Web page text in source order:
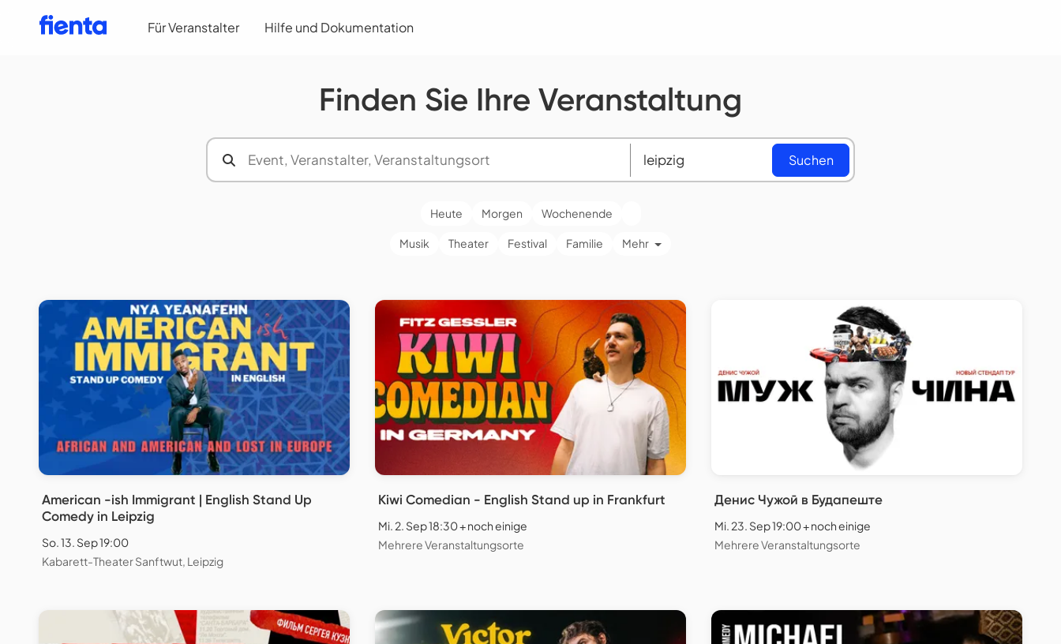
Für Veranstalter Hilfe und Dokumentation
Finden Sie Ihre Veranstaltung
Suchen
Heute Morgen Wochenende
Musik Theater Festival Familie Mehr
American -ish Immigrant | English Stand Up
Comedy in Leipzig
So. 13. Sep 19:00
Kabarett-Theater Sanftwut, Leipzig
Kiwi Comedian - English Stand up in Frankfurt
Mi. 2. Sep 18:30 + noch einige
Mehrere Veranstaltungsorte
Денис Чужой в Будапеште
Mi. 23. Sep 19:00 + noch einige
Mehrere Veranstaltungsorte